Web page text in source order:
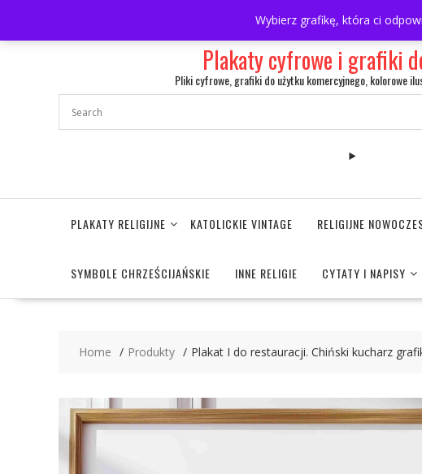
Wybierz grafikę, która ci
content
Plakaty cyfrowe i grafiki
Pliki cyfrowe, grafiki do użytku komercyjnego, kolorowe
PLAKATY RELIGIJNE KATOLICKIE VINTAGE RELIGIJNE
SYMBOLE CHRZEŚCIJAŃSKIE INNE RELIGIE CYTATY I NAPISY
Home Produkty Plakat I do restauracji. Chiński kucharz